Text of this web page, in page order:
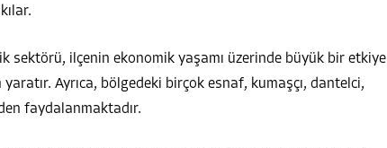
sektörü, ilçenin ekonomik yaşamı üzerinde büyük bir etkiye
Ayrıca, bölgedeki birçok esnaf, kumaşçı, dantelci,
faydalanmaktadır.